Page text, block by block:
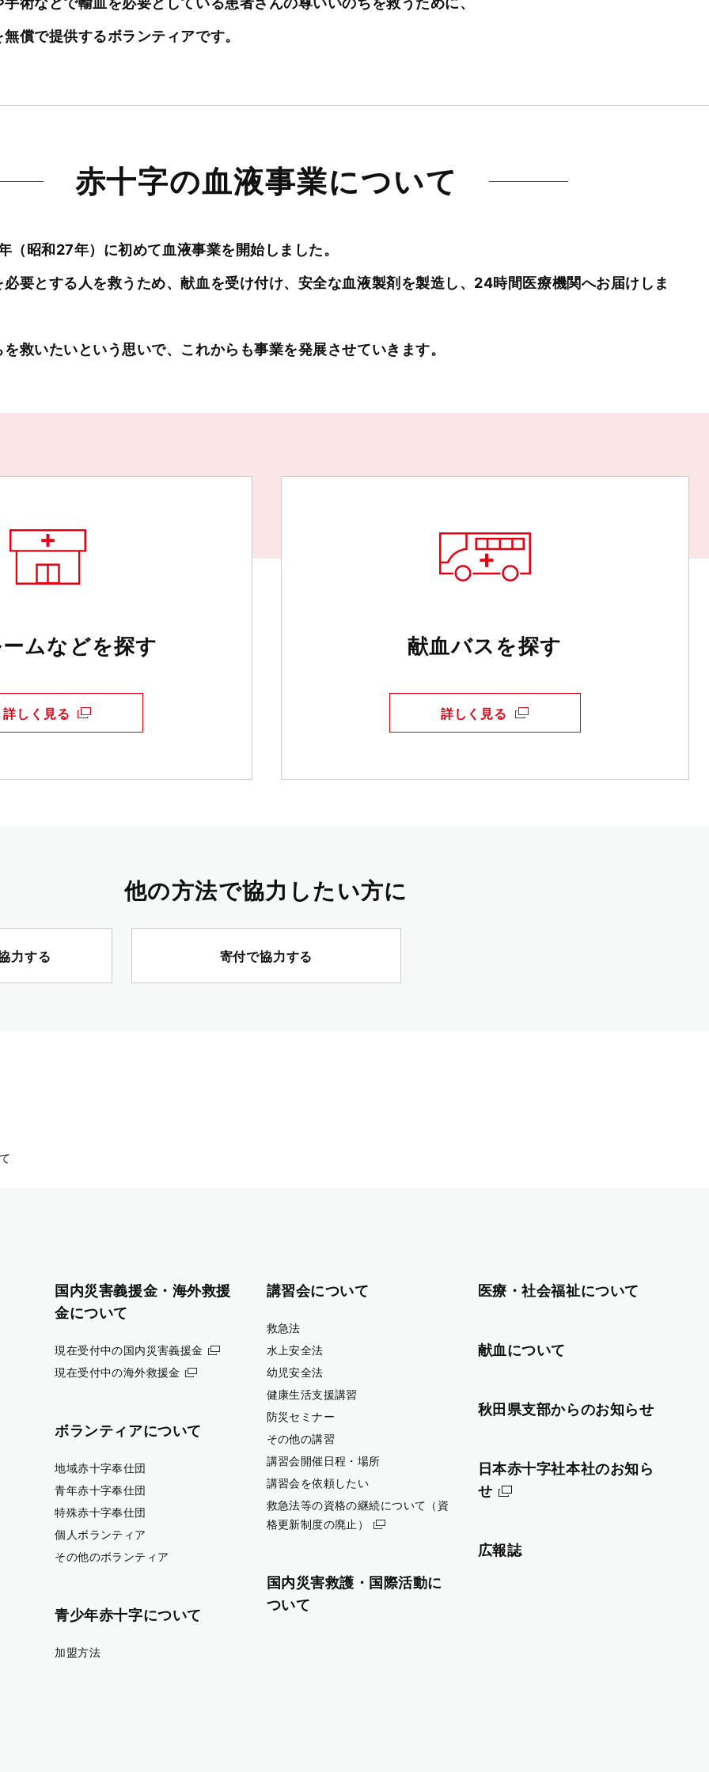
償で提供するボランティアです。
赤十字の血液事業について
（昭和27年）に初めて血液事業を開始しました。
要とする人を救うため、献血を受け付け、安全な血液製剤を製造し、24時間医療機関へお届けしま
救いたいという思いで、これからも事業を発展させていきます。
ムなどを探す
詳しく見る
献血バスを探す
詳しく見る
他の方法で協力したい方に
力する 寄付で協力する
国内災害義援金・海外救援
金について
現在受付中の国内災害義援金
現在受付中の海外救援金
ボランティアについて
地域赤十字奉仕団
青年赤十字奉仕団
特殊赤十字奉仕団
個人ボランティア
その他のボランティア
青少年赤十字について
加盟方法
講習会について
救急法
水上安全法
幼児安全法
健康生活支援講習
防災セミナー
その他の講習
講習会開催日程・場所
講習会を依頼したい
救急法等の資格の継続について（資
格更新制度の廃止）
国内災害救護・国際活動に
ついて
医療・社会福祉について
献血について
秋田県支部からのお知らせ
日本赤十字社本社のお知ら
せ
広報誌